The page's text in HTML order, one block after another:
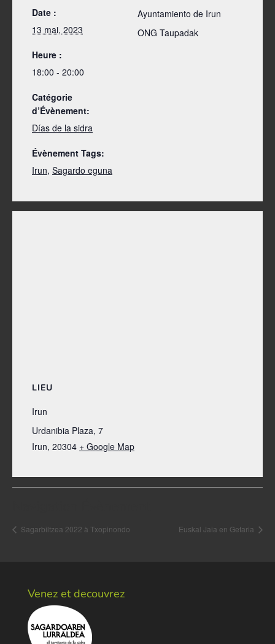
Date :
13 mai, 2023
Heure :
18:00 - 20:00
Catégorie
d’Évènement:
Días de la sidra
Évènement Tags:
Irun, Sagardo eguna
Ayuntamiento de Irun
ONG Taupadak
LIEU
Irun
Urdanibia Plaza, 7
Irun, 20304 + Google Map
Sagarbiltzea 2022 à Txopinondo Euskal Jaia en Getaria
Venez et decouvrez